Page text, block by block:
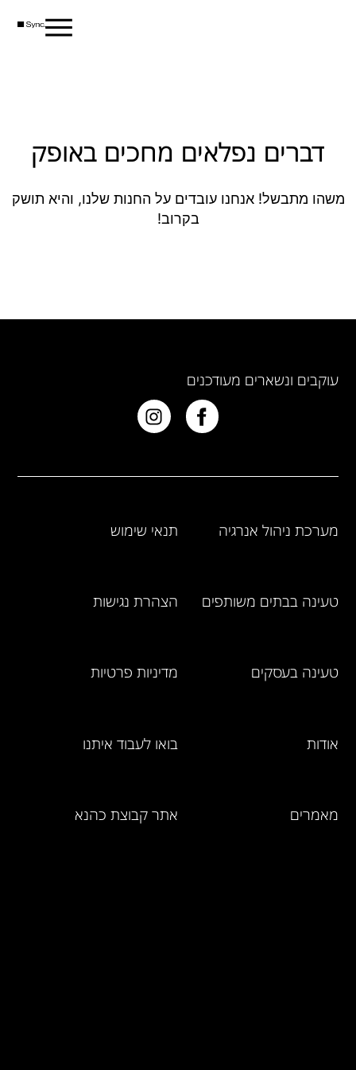
דברים נפלאים מחכים באופק
משהו מתבשל! אנחנו עובדים על החנות שלנו, והיא תושק
בקרוב!
עוקבים ונשארים מעודכנים
מערכת ניהול אנרגיה
טעינה בבתים משותפים
טעינה בעסקים
אודות
מאמרים
תנאי שימוש
הצהרת נגישות
מדיניות פרטיות
בואו לעבוד איתנו
אתר קבוצת כהנא